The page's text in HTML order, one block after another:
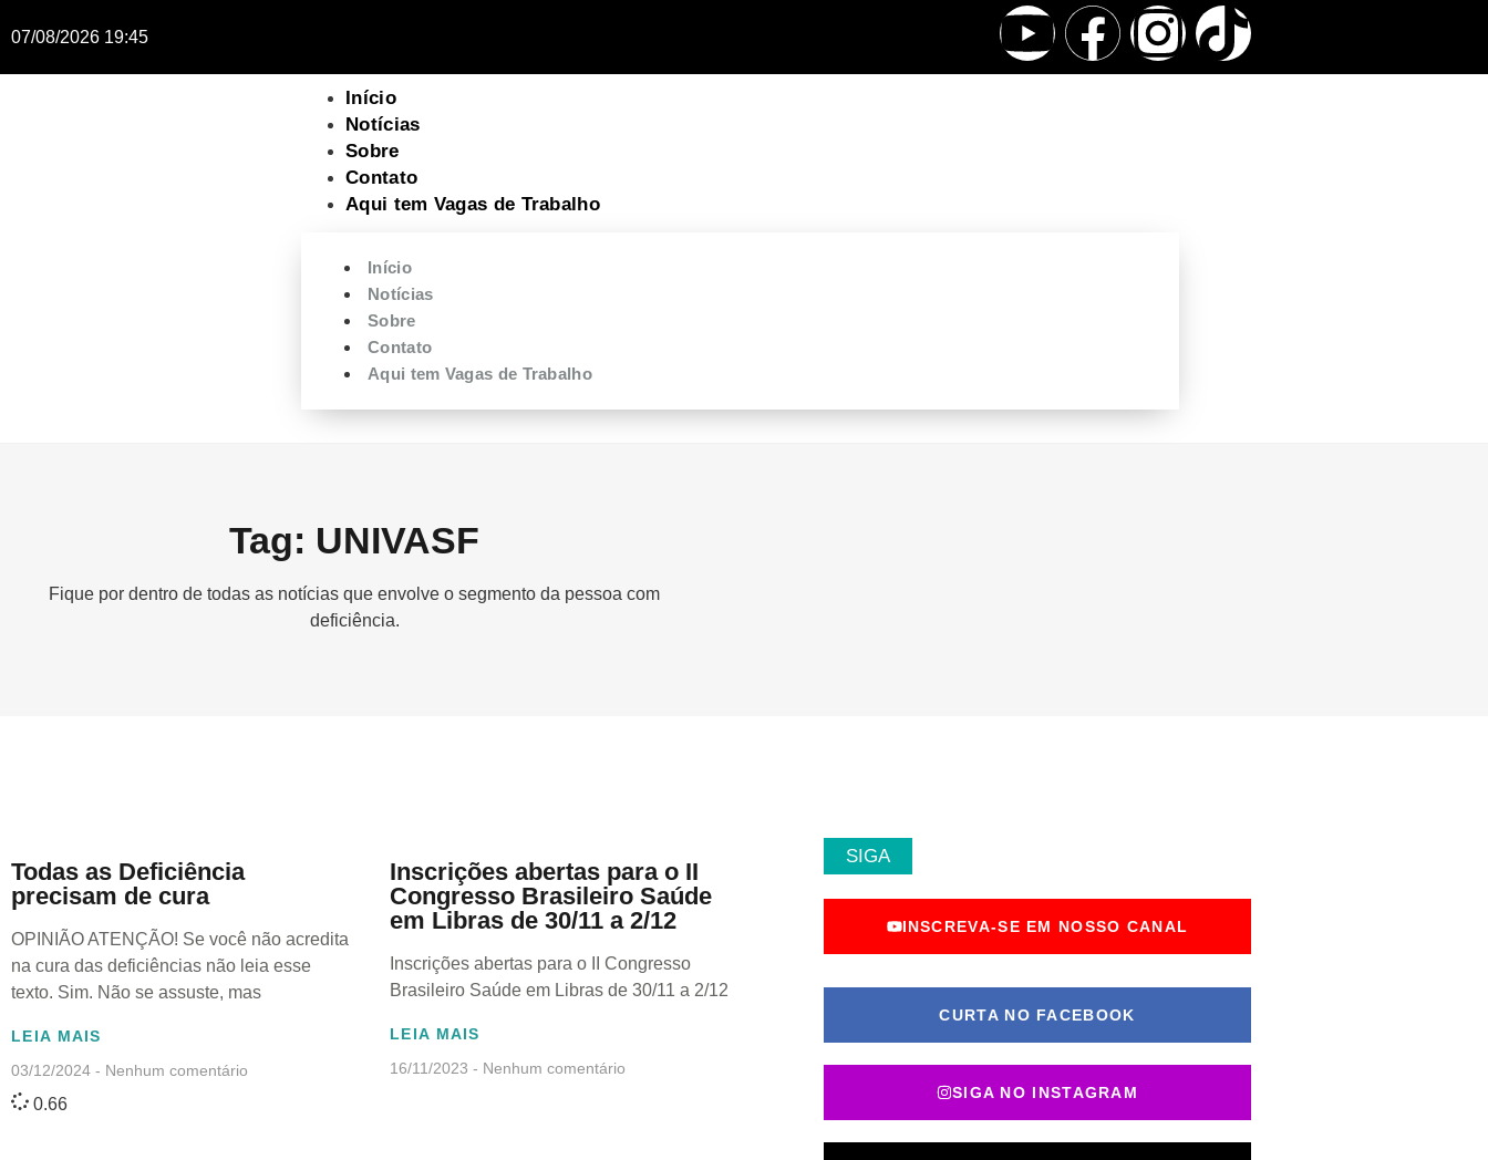
07/08/2026 19:45
Início
Notícias
Sobre
Contato
Aqui tem Vagas de Trabalho
Início
Notícias
Sobre
Contato
Aqui tem Vagas de Trabalho
Tag: UNIVASF
Fique por dentro de todas as notícias que envolve o segmento da pessoa com
deficiência.
Todas as Deficiência
precisam de cura
OPINIÃO ATENÇÃO! Se você não acredita
na cura das deficiências não leia esse
texto. Sim. Não se assuste, mas
LEIA MAIS
03/12/2024
Nenhum comentário
Inscrições abertas para o II
Congresso Brasileiro Saúde
em Libras de 30/11 a 2/12
Inscrições abertas para o II Congresso
Brasileiro Saúde em Libras de 30/11 a 2/12
LEIA MAIS
16/11/2023
Nenhum comentário
SIGA
INSCREVA-SE EM NOSSO CANAL
CURTA NO FACEBOOK
SIGA NO INSTAGRAM